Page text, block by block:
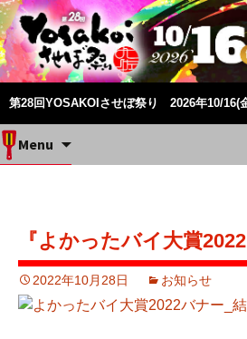
第28回YOSAKOIさせぼ祭り 2026年10/16(
Menu
『よかったバイ大賞
2022年10月28日 お知らせ